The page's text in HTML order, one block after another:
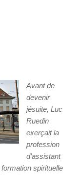
Avant de
devenir
jésuite, Luc
Ruedin
exerçait la
profession
d’assistant
spirituelle